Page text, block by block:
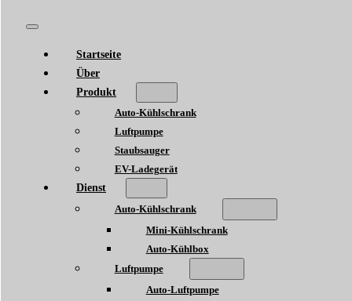
Startseite
Über
Produkt
Auto-Kühlschrank
Luftpumpe
Staubsauger
EV-Ladegerät
Dienst
Auto-Kühlschrank
Mini-Kühlschrank
Auto-Kühlbox
Luftpumpe
Auto-Luftpumpe